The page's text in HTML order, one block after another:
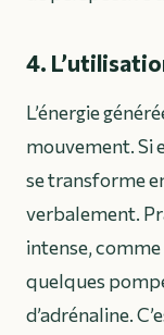
4.
L’énergie
mouvement. Si
se transforme
verbalement.
intense, comme
quelques
d’adrénaline.